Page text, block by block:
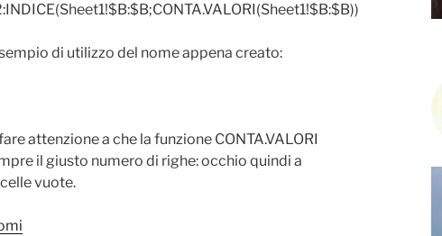
di utilizzo del nome appena creato:
attenzione a che la funzione CONTA.VALORI
il giusto numero di righe: occhio quindi a
vuote.